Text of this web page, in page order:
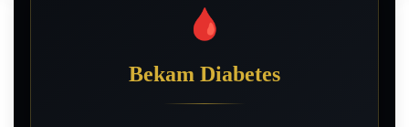
🩸
Bekam Diabetes